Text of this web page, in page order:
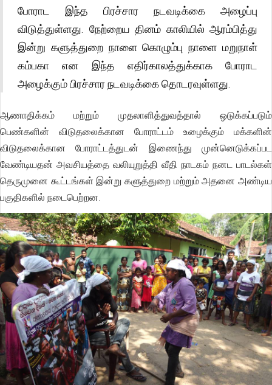
போராட இந்த பிரச்சார நடவடிக்கை அழைப்பு
விடுத்துள்ளது. நேற்றைய தினம் காலியில் ஆரம்பித்து
இன்று களுத்துறை நாளை கொழும்பு நாளை மறுநாள்
கம்பகா என இந்த எதிர்காலத்துக்காக போராட
அழைக்கும் பிரச்சார நடவடிக்கை தொடரவுள்ளது.
ஆணாதிக்கம் மற்றும் முதலாளித்துவத்தால் ஒடுக்கப்படும்
பெண்களின் விடுதலைக்கான போராட்டம் உழைக்கும் மக்களின்
விடுதலைக்கான போராட்டத்துடன் இணைந்து முன்னெடுக்கப்பட
வேண்டியதன் அவசியத்தை வலியுறுத்தி வீதி நாடகம் நனட பாடல்கள்
தெருமுனை கூட்டங்கள் இன்று களுத்துறை மற்றும் அதனை அண்டிய
பகுதிகளில் நடைபெற்றன.